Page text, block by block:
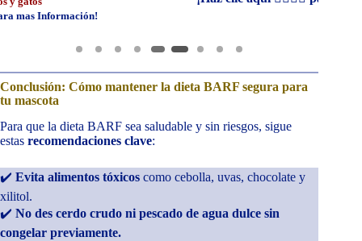
Conclusión: Cómo mantener la dieta BARF segura para
tu mascota
Para que la dieta BARF sea saludable y sin riesgos, sigue
estas recomendaciones clave:
✔️ Evita alimentos tóxicos como cebolla, uvas, chocolate y
xilitol.
✔️ No des cerdo crudo ni pescado de agua dulce sin
congelar previamente.